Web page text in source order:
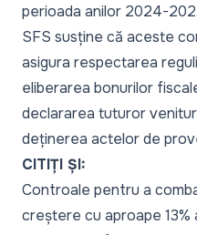
perioada anilor 2024-
SFS susține că aceste
asigura respectarea
eliberarea bonurilor
declararea tuturor
deținerea actelor de
CITIȚI ȘI:
Controale pentru a
creștere cu aproape 13%